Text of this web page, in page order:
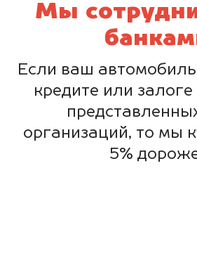
Мы
Если ваш автомобиль
кредите или залоге
организаций, то мы
5%